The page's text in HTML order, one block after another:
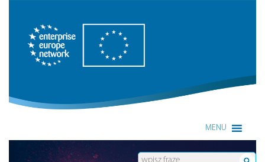
Enterprise Europe Network
MENU